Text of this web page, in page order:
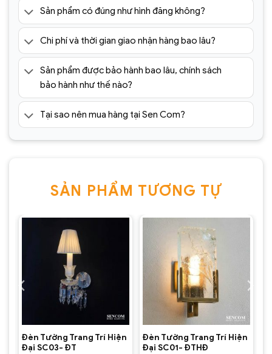
Đèn Tường Trang Trí Hiện Đại
SC036- ĐTHĐ(1)
Đèn Tường Trang Trí Hiện Đại
SC036- ĐTHĐ(2)
Sản phẩm có đúng như hình đăng không?
Chi phí và thời gian giao nhận hàng bao lâu?
Sản phẩm được bảo hành bao lâu, chính sách
bảo hành như thế nào?
Tại sao nên mua hàng tại Sen Com?
SẢN PHẨM TƯƠNG TỰ
Đèn Tường Trang Trí Hiện
Đại SC03- ĐT
Đèn Tường Trang Trí Hiện
Đại SC01- ĐTHĐ